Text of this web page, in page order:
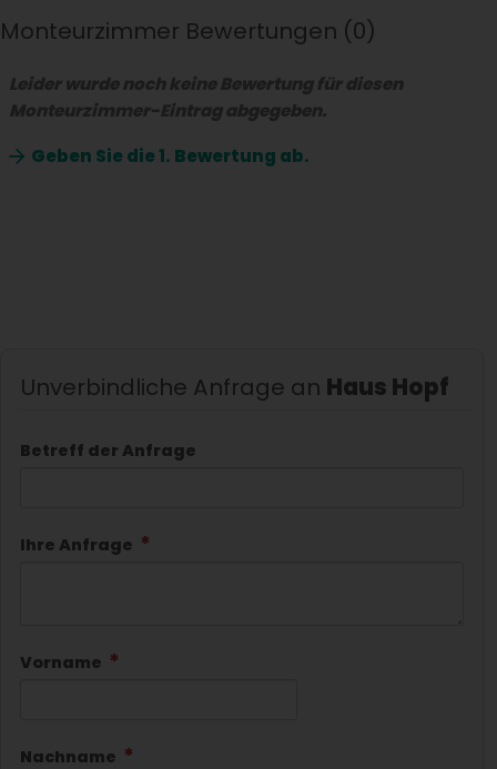
Monteurzimmer Bewertungen 0
Leider wurde noch keine Bewertung für diesen
Monteurzimmer-Eintrag abgegeben.
Geben Sie die1. Bewertung ab.
Unverbindliche Anfrage an Haus Hopf
Betreff der Anfrage
Ihre Anfrage
Vorname
Nachname